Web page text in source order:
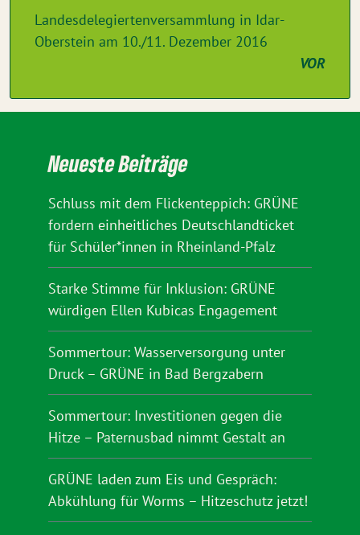
Landesdelegiertenversammlung in Idar-
Oberstein am 10./11. Dezember 2016
VOR
Neueste Beiträge
Schluss mit dem Flickenteppich: GRÜNE
fordern einheitliches Deutschlandticket
für Schüler*innen in Rheinland-Pfalz
Starke Stimme für Inklusion: GRÜNE
würdigen Ellen Kubicas Engagement
Sommertour: Wasserversorgung unter
Druck – GRÜNE in Bad Bergzabern
Sommertour: Investitionen gegen die
Hitze – Paternusbad nimmt Gestalt an
GRÜNE laden zum Eis und Gespräch:
Abkühlung für Worms – Hitzeschutz jetzt!